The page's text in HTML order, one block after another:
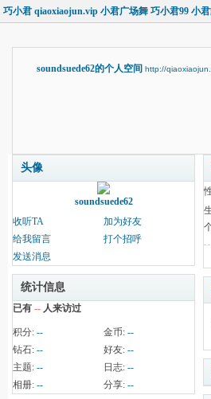
巧小君 qiaoxiaojun.vip 小君广场舞 巧小君99 小
soundsuede62的个人空间 http://
头像
soundsuede62
收听TA
加为好友
给我留言
打个招呼
发送消息
统计信息
已有 -- 人来访过
积分: -- 金币: --
钻石: -- 好友: --
主题: -- 日志: --
相册: -- 分享: --